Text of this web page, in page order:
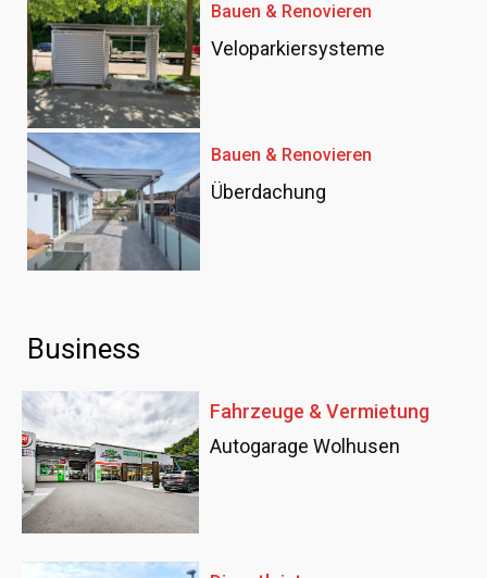
Bauen & Renovieren
Veloparkiersysteme
Bauen & Renovieren
Überdachung
Business
Fahrzeuge & Vermietung
Autogarage Wolhusen